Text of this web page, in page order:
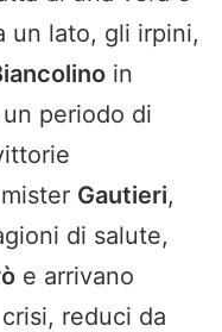
un lato, gli irpini,
in
periodo di
Gautieri,
di salute,
e arrivano
reduci da